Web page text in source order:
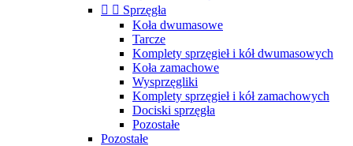
  Sprzęgła
Koła dwumasowe
Tarcze
Komplety sprzęgieł i kół dwumasowych
Koła zamachowe
Wysprzęgliki
Komplety sprzęgieł i kół zamachowych
Dociski sprzęgła
Pozostałe
Pozostałe